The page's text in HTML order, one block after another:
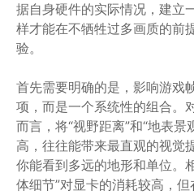
据自身硬件的实际情况，建立
样才能在不牺牲过多画质的前
验。
首先需要明确的是，影响游戏
项，而是一个系统性的组合。
而言，将“视野距离”和“地表
高，往往能带来最直观的视觉
你能看到多远的地形和单位。
体细节”对显卡的消耗较高，